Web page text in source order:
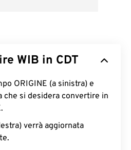
WIB in CDT
ORIGINE (a sinistra) e
che si desidera convertire in
verrà aggiornata